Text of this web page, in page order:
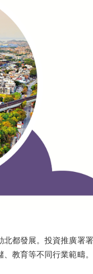
都發展。投資推廣署署
教育等不同行業範疇